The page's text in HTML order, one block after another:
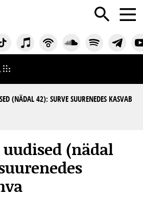
(NÄDAL 42): SURVE SUURENEDES KASVAB
(nädal